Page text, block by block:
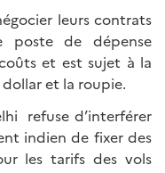
leurs contrats
poste de dépense
et est sujet à la
et la roupie.
refuse d’interférer
indien de fixer des
les tarifs des vols